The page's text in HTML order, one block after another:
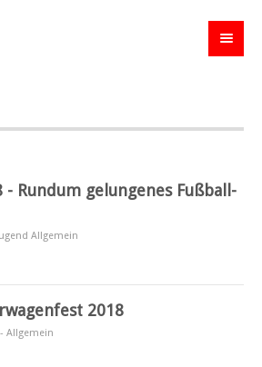
- Rundum gelungenes Fußball-
Allgemein
2018
Allgemein